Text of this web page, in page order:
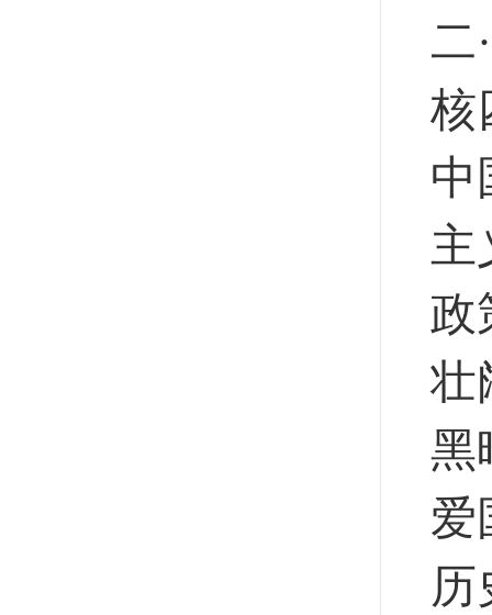
二
核
中
主
政
壮
黑
爱
历